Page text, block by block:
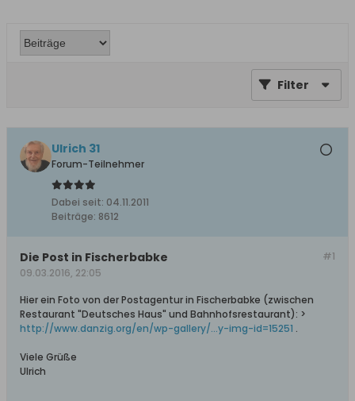
Filter
Ulrich 31
Forum-Teilnehmer
Dabei seit: 04.11.2011
Beiträge: 8612
#1
Die Post in Fischerbabke
09.03.2016, 22:05
Hier ein Foto von der Postagentur in Fischerbabke (zwischen
Restaurant "Deutsches Haus" und Bahnhofsrestaurant): >
http://www.danzig.org/en/wp-gallery/...y-img-id=15251 .
Viele Grüße
Ulrich